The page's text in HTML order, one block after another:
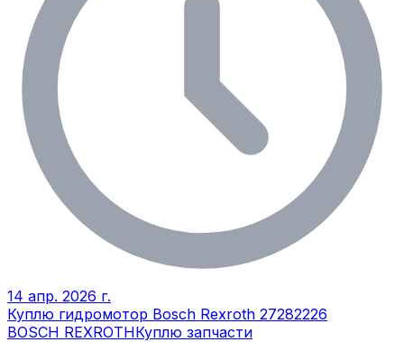
14 апр. 2026 г.
Куплю гидромотор Bosch Rexroth 27282226
BOSCH REXROTHКуплю запчасти